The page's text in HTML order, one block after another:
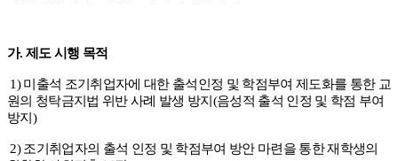
가.제도 시행 목적
1)미출석 조기취업자에 대한 출석인정 및 학점부여 제도화를 통한 교
원의 청탁금지법 위반 사례 발생 방지 (음성적 출석 인정 및 학점 부여
방지 )
2)조기취업자의 출석 인정 및 학점부여 방안 마련을 통한 재학생의